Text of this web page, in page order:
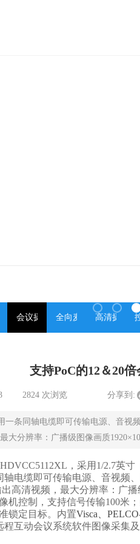
体机会议摄像机全向麦克风高清摄像机
支持PoC的12＆20
2824 次浏览 分享到:
一条同轴电缆即可传输电源、音
大分辨率：广播级图像画质
，采用1/2.7英
电缆即可传输电源、音视
高清视频，最大分辨率：广
控制，支持信号传输100米
锁定目标。内置Visca 、
互动会议系统软件图像采